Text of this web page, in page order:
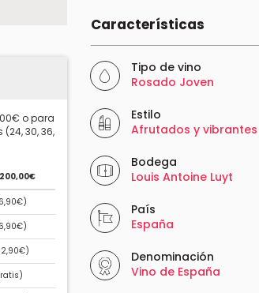
o para
30, 36,
)
)
)
)
Características
Tipo de vino
Rosado Joven
Estilo
Afrutados y vibrantes
Bodega
Louis Antoine Luyt
País
España
Denominación
Vino de España